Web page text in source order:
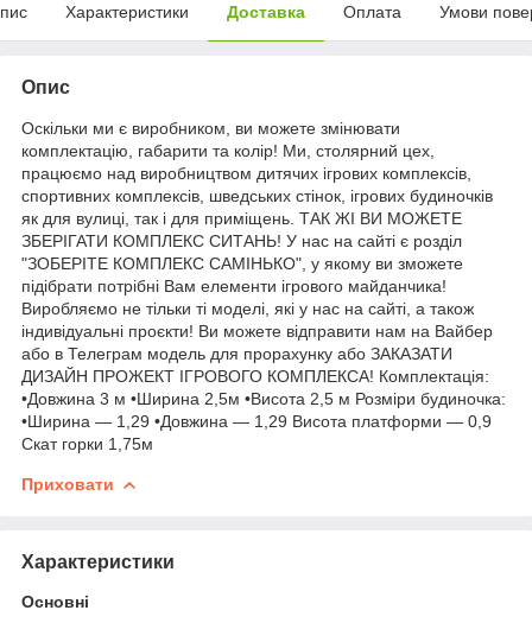
Характеристики Доставка Оплата Умови
Опис
Оскільки ми є виробником, ви можете змінювати
комплектацію, габарити та колір! Ми, столярний цех,
працюємо над виробництвом дитячих ігрових комплексів,
спортивних комплексів, шведських стінок, ігрових будиночків
як для вулиці, так і для приміщень. ТАК ЖІ ВИ МОЖЕТЕ
ЗБЕРІГАТИ КОМПЛЕКС СИТАНЬ! У нас на сайті є розділ
"ЗОБЕРІТЕ КОМПЛЕКС САМІНЬКО", у якому ви зможете
підібрати потрібні Вам елементи ігрового майданчика!
Виробляємо не тільки ті моделі, які у нас на сайті, а також
індивідуальні проєкти! Ви можете відправити нам на Вайбер
або в Телеграм модель для прорахунку або ЗАКАЗАТИ
ДИЗАЙН ПРОЖЕКТ ІГРОВОГО КОМПЛЕКСА! Комплектація:
•Довжина 3 м •Ширина 2,5м •Висота 2,5 м Розміри будиночка:
•Ширина — 1,29 •Довжина — 1,29 Висота платформи — 0,9
Скат горки 1,75м
Приховати
Характеристики
Основні